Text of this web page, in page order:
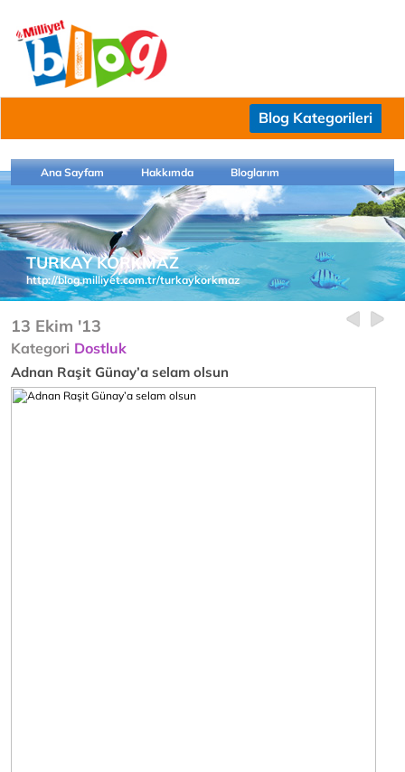
Blog Kategorileri
Ana Sayfam Hakkımda Bloglarım
TURKAY KORKMAZ
http://blog.milliyet.com.tr/turkaykorkmaz
13 Ekim '13
Kategori Dostluk
Adnan Raşit Günay’a selam olsun